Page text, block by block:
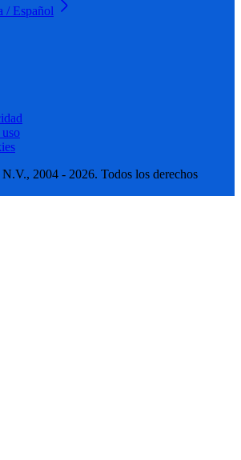
/ Español
2004 - 2026. Todos los derechos